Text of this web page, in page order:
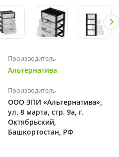
Производитель
Альтернатива
Производитель
ООО ЗПИ «Альтернатива»,
ул. 8 марта, стр. 9а, г.
Октябрьский,
Башкортостан, РФ